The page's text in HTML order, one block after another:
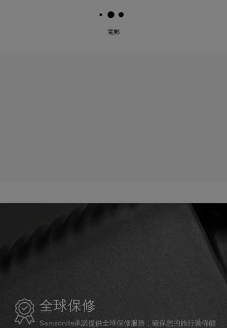
電郵
全球保修
Samsonite承諾提供全球保修服務，確保您的旅行裝備能